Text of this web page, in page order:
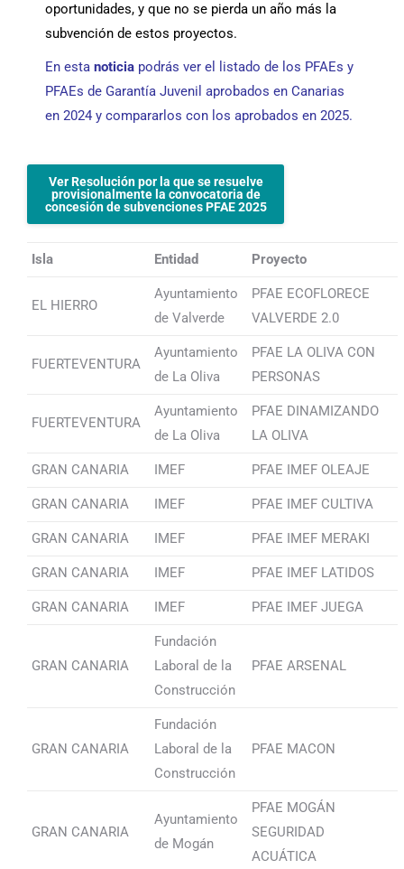
oportunidades, y que no se pierda un año más la
subvención de estos proyectos.
En esta noticia podrás ver el listado de los PFAEs y
PFAEs de Garantía Juvenil aprobados en Canarias
en 2024 y compararlos con los aprobados en 2025.
Ver Resolución por la que se resuelve
provisionalmente la convocatoria de
concesión de subvenciones PFAE 2025
Isla Entidad Proyecto
EL HIERRO
Ayuntamiento
de Valverde
PFAE ECOFLORECE
VALVERDE 2.0
FUERTEVENTURA
Ayuntamiento
de La Oliva
PFAE LA OLIVA CON
PERSONAS
FUERTEVENTURA
Ayuntamiento
de La Oliva
PFAE DINAMIZANDO
LA OLIVA
GRAN CANARIA IMEF PFAE IMEF OLEAJE
GRAN CANARIA IMEF PFAE IMEF CULTIVA
GRAN CANARIA IMEF PFAE IMEF MERAKI
GRAN CANARIA IMEF PFAE IMEF LATIDOS
GRAN CANARIA IMEF PFAE IMEF JUEGA
GRAN CANARIA
Fundación
Laboral de la
Construcción
PFAE ARSENAL
GRAN CANARIA
Fundación
Laboral de la
Construcción
PFAE MACON
GRAN CANARIA
Ayuntamiento
de Mogán
PFAE MOGÁN
SEGURIDAD
ACUÁTICA